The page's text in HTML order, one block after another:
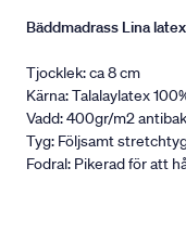
Bäddmadrass Lina latex
Tjocklek: ca 8 cm
Kärna: Talalaylatex
Vadd: 400gr/m2
Tyg: Följsamt
Fodral: Pikerad för att